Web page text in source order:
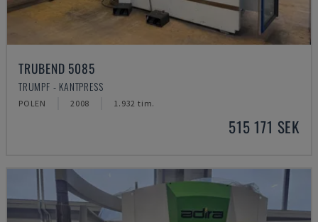
TRUBEND 5085
TRUMPF - KANTPRESS
POLEN 2008 1.932 tim.
515 171 SEK